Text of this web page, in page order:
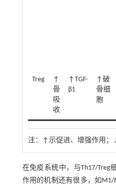
Treg
↑
骨
吸
收
↑TGF-
β1
↑破
骨细
胞
注： ↑示促进、增强作用；
在免疫系统中，与Th17/Treg
作用的机制还有很多，如M1/